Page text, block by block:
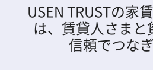
USEN TRUSTの家
は、 賃貸人さまと
信頼でつなぎ